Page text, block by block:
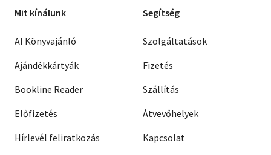
Mit kínálunk
AI Könyvajánló
Ajándékkártyák
Bookline Reader
Előfizetés
Hírlevél feliratkozás
Segítség
Szolgáltatások
Fizetés
Szállítás
Átvevőhelyek
Kapcsolat